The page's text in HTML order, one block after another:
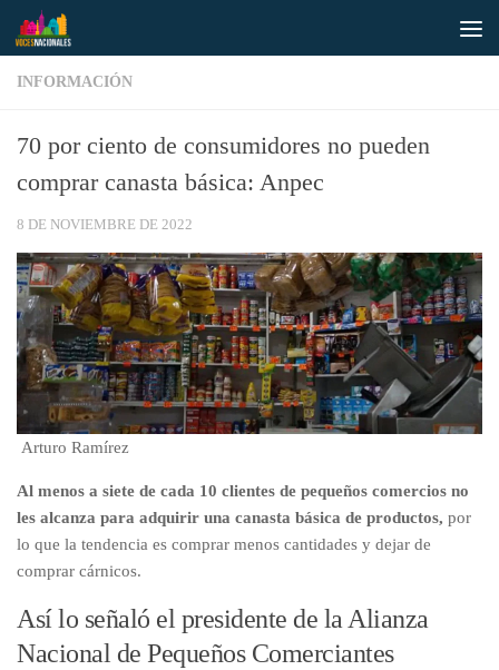
Saltar al contenido
INFORMACIÓN
70 por ciento de consumidores no pueden
comprar canasta básica: Anpec
8 DE NOVIEMBRE DE 2022
Arturo Ramírez
Al menos a siete de cada 10 clientes de pequeños comercios no
les alcanza para adquirir una canasta básica de productos, por
lo que la tendencia es comprar menos cantidades y dejar de
comprar cárnicos.
Así lo señaló el presidente de la Alianza
Nacional de Pequeños Comerciantes